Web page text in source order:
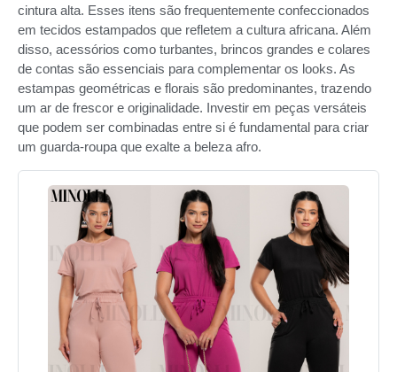
cintura alta. Esses itens são frequentemente confeccionados
em tecidos estampados que refletem a cultura africana. Além
disso, acessórios como turbantes, brincos grandes e colares
de contas são essenciais para complementar os looks. As
estampas geométricas e florais são predominantes, trazendo
um ar de frescor e originalidade. Investir em peças versáteis
que podem ser combinadas entre si é fundamental para criar
um guarda-roupa que exalte a beleza afro.